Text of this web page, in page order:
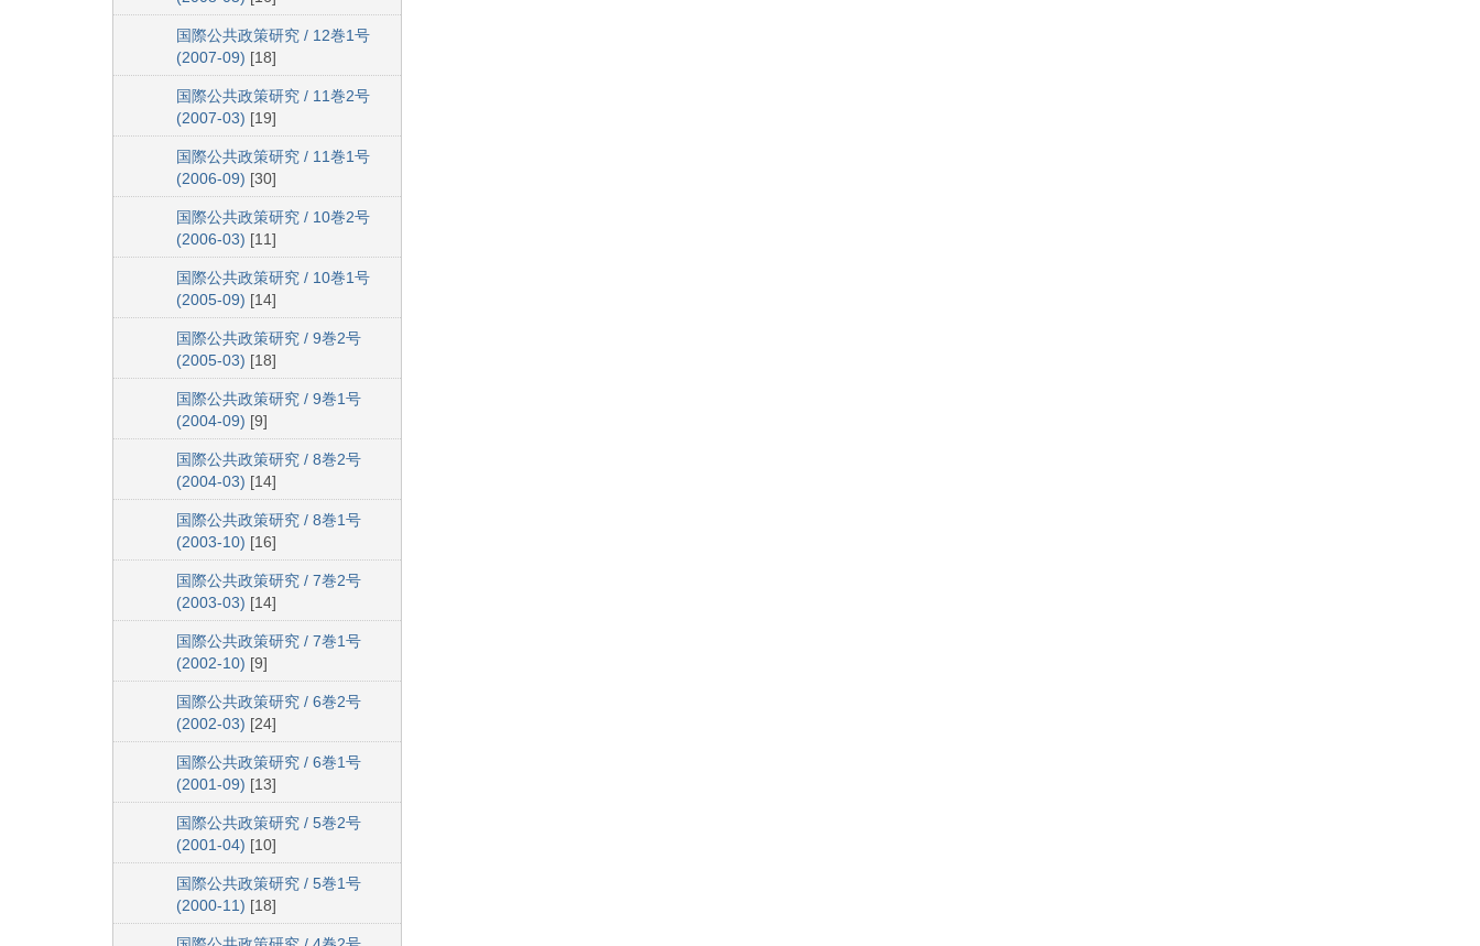
国際公共政策研究 / 12巻1号
(2007-09) [18]
国際公共政策研究 / 11巻2号
(2007-03) [19]
国際公共政策研究 / 11巻1号
(2006-09) [30]
国際公共政策研究 / 10巻2号
(2006-03) [11]
国際公共政策研究 / 10巻1号
(2005-09) [14]
国際公共政策研究 / 9巻2号
(2005-03) [18]
国際公共政策研究 / 9巻1号
(2004-09) [9]
国際公共政策研究 / 8巻2号
(2004-03) [14]
国際公共政策研究 / 8巻1号
(2003-10) [16]
国際公共政策研究 / 7巻2号
(2003-03) [14]
国際公共政策研究 / 7巻1号
(2002-10) [9]
国際公共政策研究 / 6巻2号
(2002-03) [24]
国際公共政策研究 / 6巻1号
(2001-09) [13]
国際公共政策研究 / 5巻2号
(2001-04) [10]
国際公共政策研究 / 5巻1号
(2000-11) [18]